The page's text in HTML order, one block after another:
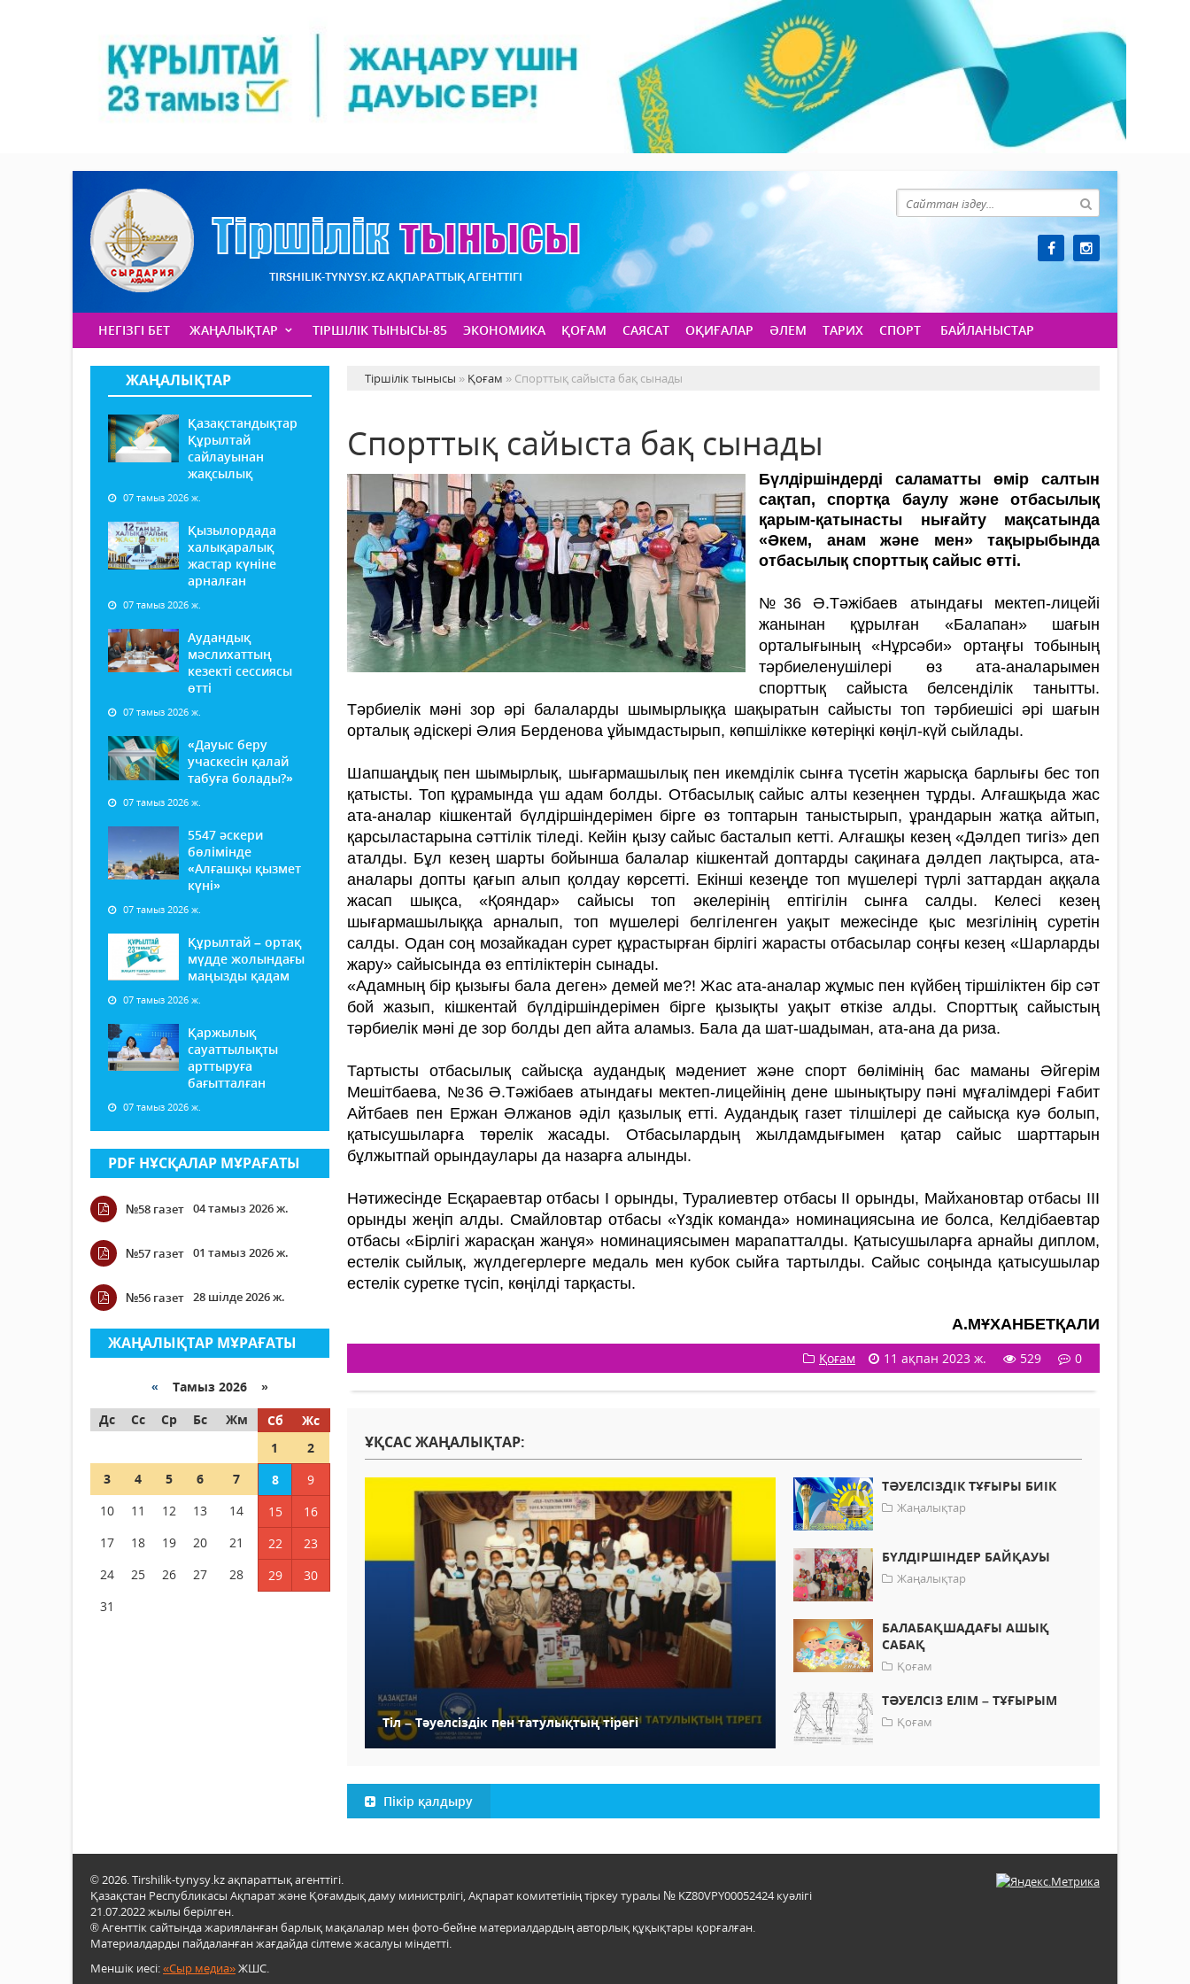
TIRSHILIK-TYNYSY.KZ АҚПАРАТТЫҚ АГЕНТТІГІ
НЕГІЗГІ БЕТ ЖАҢАЛЫҚТАР ТІРШІЛІК ТЫНЫСЫ-85 ЭКОНОМИКА ҚОҒАМ САЯСАТ ОҚИҒАЛАР ӘЛЕМ ТАРИХ СПОРТ БАЙЛАНЫСТАР
ЖАҢАЛЫҚТАР
Қазақстандықтар
Құрылтай
сайлауынан
жақсылық
07 тамыз 2026 ж.
Қызылордада
халықаралық
жастар күніне
арналған
07 тамыз 2026 ж.
Аудандық
мәслихаттың
кезекті сессиясы
өтті
07 тамыз 2026 ж.
«Дауыс беру
учаскесін қалай
табуға болады?»
07 тамыз 2026 ж.
5547 әскери
бөлімінде
«Алғашқы қызмет
күні»
07 тамыз 2026 ж.
Құрылтай – ортақ
мүдде жолындағы
маңызды қадам
07 тамыз 2026 ж.
Қаржылық
сауаттылықты
арттыруға
бағытталған
07 тамыз 2026 ж.
PDF НҰСҚАЛАР МҰРАҒАТЫ
№58 газет 04 тамыз 2026 ж.
№57 газет 01 тамыз 2026 ж.
№56 газет 28 шілде 2026 ж.
ЖАҢАЛЫҚТАР МҰРАҒАТЫ
« Тамыз 2026 »
Дс
Сс Ср Бс Жм Сб
Жс
1
2
3
4 5 6 7 8
9
10
11 12 13 14 15
16
17
18 19 20 21 22
23
24
25 26 27 28 29
30
31
Тіршілік тынысы » Қоғам » Спорттық сайыста бақ сынады
Спорттық сайыста бақ сынады
Бүлдіршіндерді саламатты өмір салтын
сақтап, спортқа баулу және отбасылық
қарым-қатынасты нығайту мақсатында
«Әкем, анам және мен» тақырыбында
отбасылық спорттық сайыс өтті.
№36 Ә.Тәжібаев атындағы мектеп-ли­цейі
жанынан құрылған «Балапан» шағын
орталы­ғының «Нұрсәби» ортаңғы тобының
тәр­бие­ленушілері өз ата-аналарымен
спорттық са­йыста белсенділік танытты.
Тәрбиелік мәні зор әрі балаларды шымырлыққа шақыратын сайыс­ты топ тәрбиешісі әрі шағын
орталық әдіскері Әлия Берденова ұйымдастырып, көп­шілікке көтеріңкі көңіл-күй сыйлады.
Шапшаңдық пен шымырлық, шығар­ма­шы­­лық пен икемділік сынға түсетін жарысқа барлығы бес топ
қатысты. Топ құрамында үш адам болды. Отбасылық сайыс алты кезеңнен тұрды. Алғашқыда жас
ата-аналар кішкентай бүлдіршіндерімен бірге өз топтарын таныстырып, ұрандарын жатқа айтып,
қарсыластарына сәттілік тіледі. Кейін қызу сайыс басталып кетті. Алғашқы кезең «Дәлдеп тигіз» деп
аталды. Бұл кезең шарты бойынша балалар кішкентай доптарды сақинаға дәлдеп лақтырса, ата-
аналары допты қағып алып қолдау көрсетті. Екінші кезеңде топ мүшелері түрлі заттардан аққала
жасап шықса, «Қояндар» сайы­­сы топ әкелерінің ептігілін сынға салды. Келесі кезең
шығармашылыққа арналып, топ мүшелері бел­гіленген уақыт межесінде қыс мезгілінің суретін
салды. Одан соң мозайкадан сурет құрастырған бірлігі жарасты отбасылар соңғы кезең «Шарларды
жару» сайысында өз ептілік­терін сынады.
«Адамның бір қызығы бала деген» демей ме?! Жас ата-аналар жұмыс пен күйбең тіршіліктен бір сәт
бой жазып, кішкентай бүл­діршіндерімен бірге қызықты уақыт өткізе ал­ды. Спорттық сайыстың
тәрбиелік мәні де зор болды деп айта аламыз. Бала да шат-шадыман, ата-ана да риза.
Тартысты отбасылық сайысқа аудандық мәдениет және спорт бөлімінің бас маманы Әйгерім
Мешітбаева, №36 Ә.Тәжібаев атын­дағы мектеп-лицейінің дене шынық­тыру пәні мұғалімдері Ғабит
Айтбаев пен Ержан Әлжанов әділ қазылық етті. Аудан­дық газет тілшілері де сайысқа куә болып,
қатысушыларға төрелік жасады. Отба­сы­лардың жылдамдығымен қа­тар сайыс шарттарын
бұлжытпай орындаулары да назарға алынды.
Нәтижесінде Есқараевтар отбасы І орынды, Туралиевтер отбасы ІІ орынды, Майхановтар отбасы ІІІ
орынды жеңіп алды. Смайловтар отбасы «Үздік команда» номинациясына ие болса, Келдібаевтар
отбасы «Бірлігі жарасқан жанұя» номинациясымен марапатталды. Қатысушыларға арнайы дип­лом,
естелік сыйлық, жүлдегерлерге медаль мен кубок сыйға тартылды. Сайыс соңында қатысушылар
естелік суретке түсіп, көңілді тарқасты.
А.МҰХАНБЕТҚАЛИ
Қоғам 11 ақпан 2023 ж. 529 0
ҰҚСАС ЖАҢАЛЫҚТАР:
Тіл – Тәуелсіздік пен татулықтың тірегі
ТӘУЕЛСІЗДІК ТҰҒЫРЫ БИІК
Жаңалықтар
БҮЛДІРШІНДЕР БАЙҚАУЫ
Жаңалықтар
БАЛАБАҚШАДАҒЫ АШЫҚ
САБАҚ
Қоғам
ТӘУЕЛСІЗ ЕЛІМ – ТҰҒЫРЫМ
Қоғам
Пікір қалдыру
© 2026. Tirshilik-tynysy.kz ақпараттық агенттігі.
Қазақстан Республикасы Ақпарат және Қоғамдық даму министрлігі, Ақпарат комитетінің тіркеу туралы № KZ80VPY00052424 куәлігі
21.07.2022 жылы берілген.
® Агенттік сайтында жарияланған барлық мақалалар мен фото-бейне материалдардың авторлық құқықтары қорғалған.
Материалдарды пайдаланған жағдайда сілтеме жасалуы міндетті.
Меншік иесі:«Сыр медиа»ЖШС.